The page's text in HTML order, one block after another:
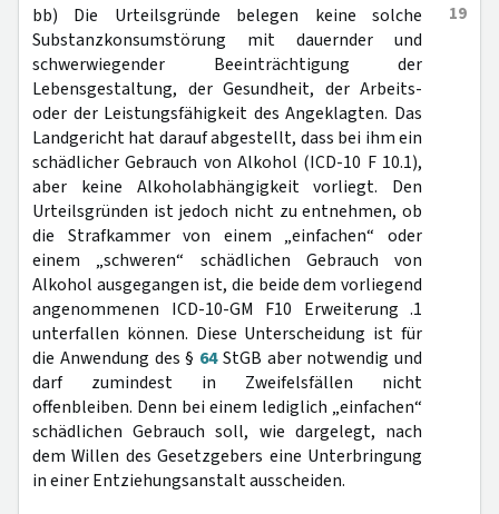
19
bb) Die Urteilsgründe belegen keine solche
Substanzkonsumstörung mit dauernder und
schwerwiegender Beeinträchtigung der
Lebensgestaltung, der Gesundheit, der Arbeits-
oder der Leistungsfähigkeit des Angeklagten. Das
Landgericht hat darauf abgestellt, dass bei ihm ein
schädlicher Gebrauch von Alkohol (ICD-10 F 10.1),
aber keine Alkoholabhängigkeit vorliegt. Den
Urteilsgründen ist jedoch nicht zu entnehmen, ob
die Strafkammer von einem „einfachen“ oder
einem „schweren“ schädlichen Gebrauch von
Alkohol ausgegangen ist, die beide dem vorliegend
angenommenen ICD-10-GM F10 Erweiterung .1
unterfallen können. Diese Unterscheidung ist für
die Anwendung des § 64StGB aber notwendig und
darf zumindest in Zweifelsfällen nicht
offenbleiben. Denn bei einem lediglich „einfachen“
schädlichen Gebrauch soll, wie dargelegt, nach
dem Willen des Gesetzgebers eine Unterbringung
in einer Entziehungsanstalt ausscheiden.